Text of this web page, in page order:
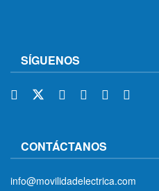
SÍGUENOS
CONTÁCTANOS
info@movilidadelectrica.com